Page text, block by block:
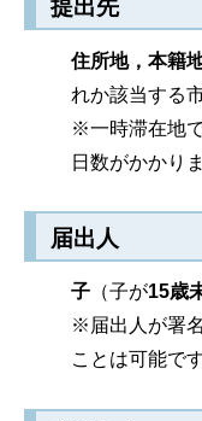
提出先
住所地，本籍
れか該当する
※一時滞在地
日数がかかり
届出人
子（子が15歳
※届出人が署
ことは可能です